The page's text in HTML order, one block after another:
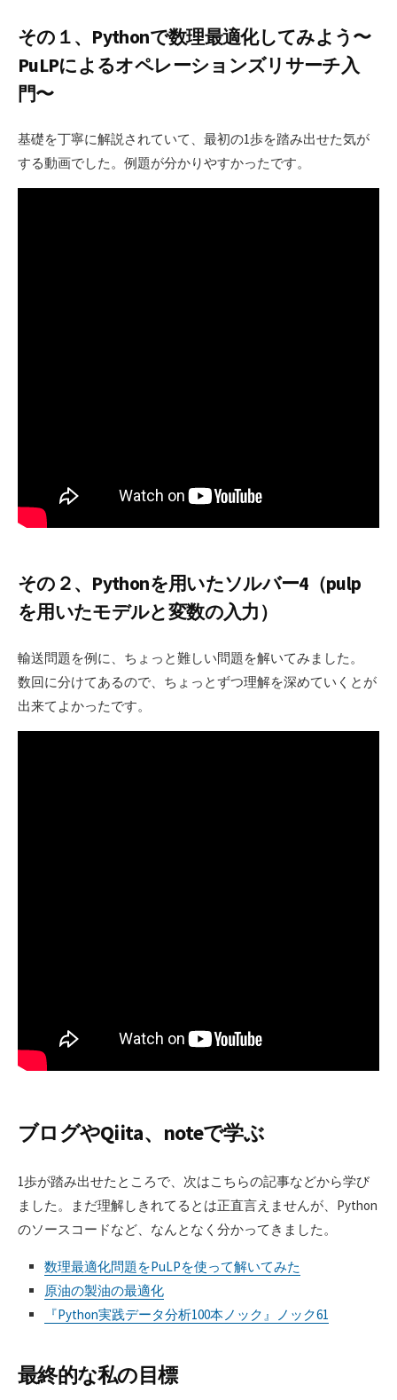
その１、Pythonで数理最適化してみよう〜
PuLPによるオペレーションズリサーチ入
門〜
基礎を丁寧に解説されていて、最初の1歩を踏み出せた気が
する動画でした。例題が分かりやすかったです。
その２、Pythonを用いたソルバー4（pulp
を用いたモデルと変数の入力）
輸送問題を例に、ちょっと難しい問題を解いてみました。
数回に分けてあるので、ちょっとずつ理解を深めていくとが
出来てよかったです。
ブログやQiita、noteで学ぶ
1歩が踏み出せたところで、次はこちらの記事などから学び
ました。まだ理解しきれてるとは正直言えませんが、Python
のソースコードなど、なんとなく分かってきました。
数理最適化問題をPuLPを使って解いてみた
原油の製油の最適化
『Python実践データ分析100本ノック』ノック61
最終的な私の目標